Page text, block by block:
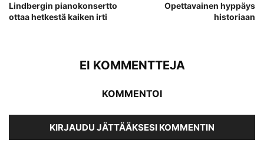
Lindbergin pianokonsertto
ottaa hetkestä kaiken irti
Opettavainen hyppäys
historiaan
EI KOMMENTTEJA
KOMMENTOI
KIRJAUDU JÄTTÄÄKSESI KOMMENTIN